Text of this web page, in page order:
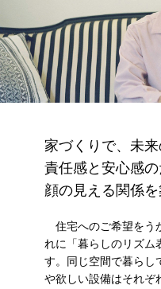
家づくりで、未来
責任感と安心感
顔の見える関係を
住宅へのご希望をう
れに「暮らしのリズム
す。同じ空間で暮らし
や欲しい設備はそれぞ